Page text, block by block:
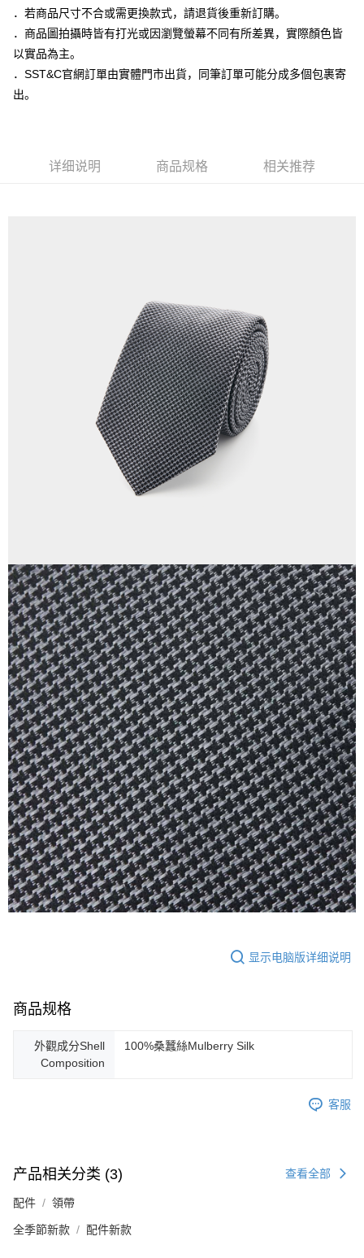
台新国际商业银行
中国信托商业银行
台湾乐天信用卡公司
元大商业银行
永丰商业银行
玉山商业银行
星展（台湾）商业银行
台湾乐天信用卡公司
Google Pay
新竹物流離島宅配
．若商品尺寸不合或需更換款式，請退貨後重新訂購。
．商品圖拍攝時皆有打光或因瀏覽螢幕不同有所差異，實際顏色皆
以實品為主。
．SST&C官網訂單由實體門市出貨，同筆訂單可能分成多個包裹寄
出。
详细说明 商品规格 相关推荐
显示电脑版详细说明
商品规格
外觀成分Shell
Composition
100%桑蠶絲Mulberry Silk
客服
产品相关分类 (3) 查看全部
配件 領帶
全季節新款 配件新款